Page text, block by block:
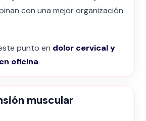
con una mejor organización
punto en dolor cervical y
oficina.
muscular